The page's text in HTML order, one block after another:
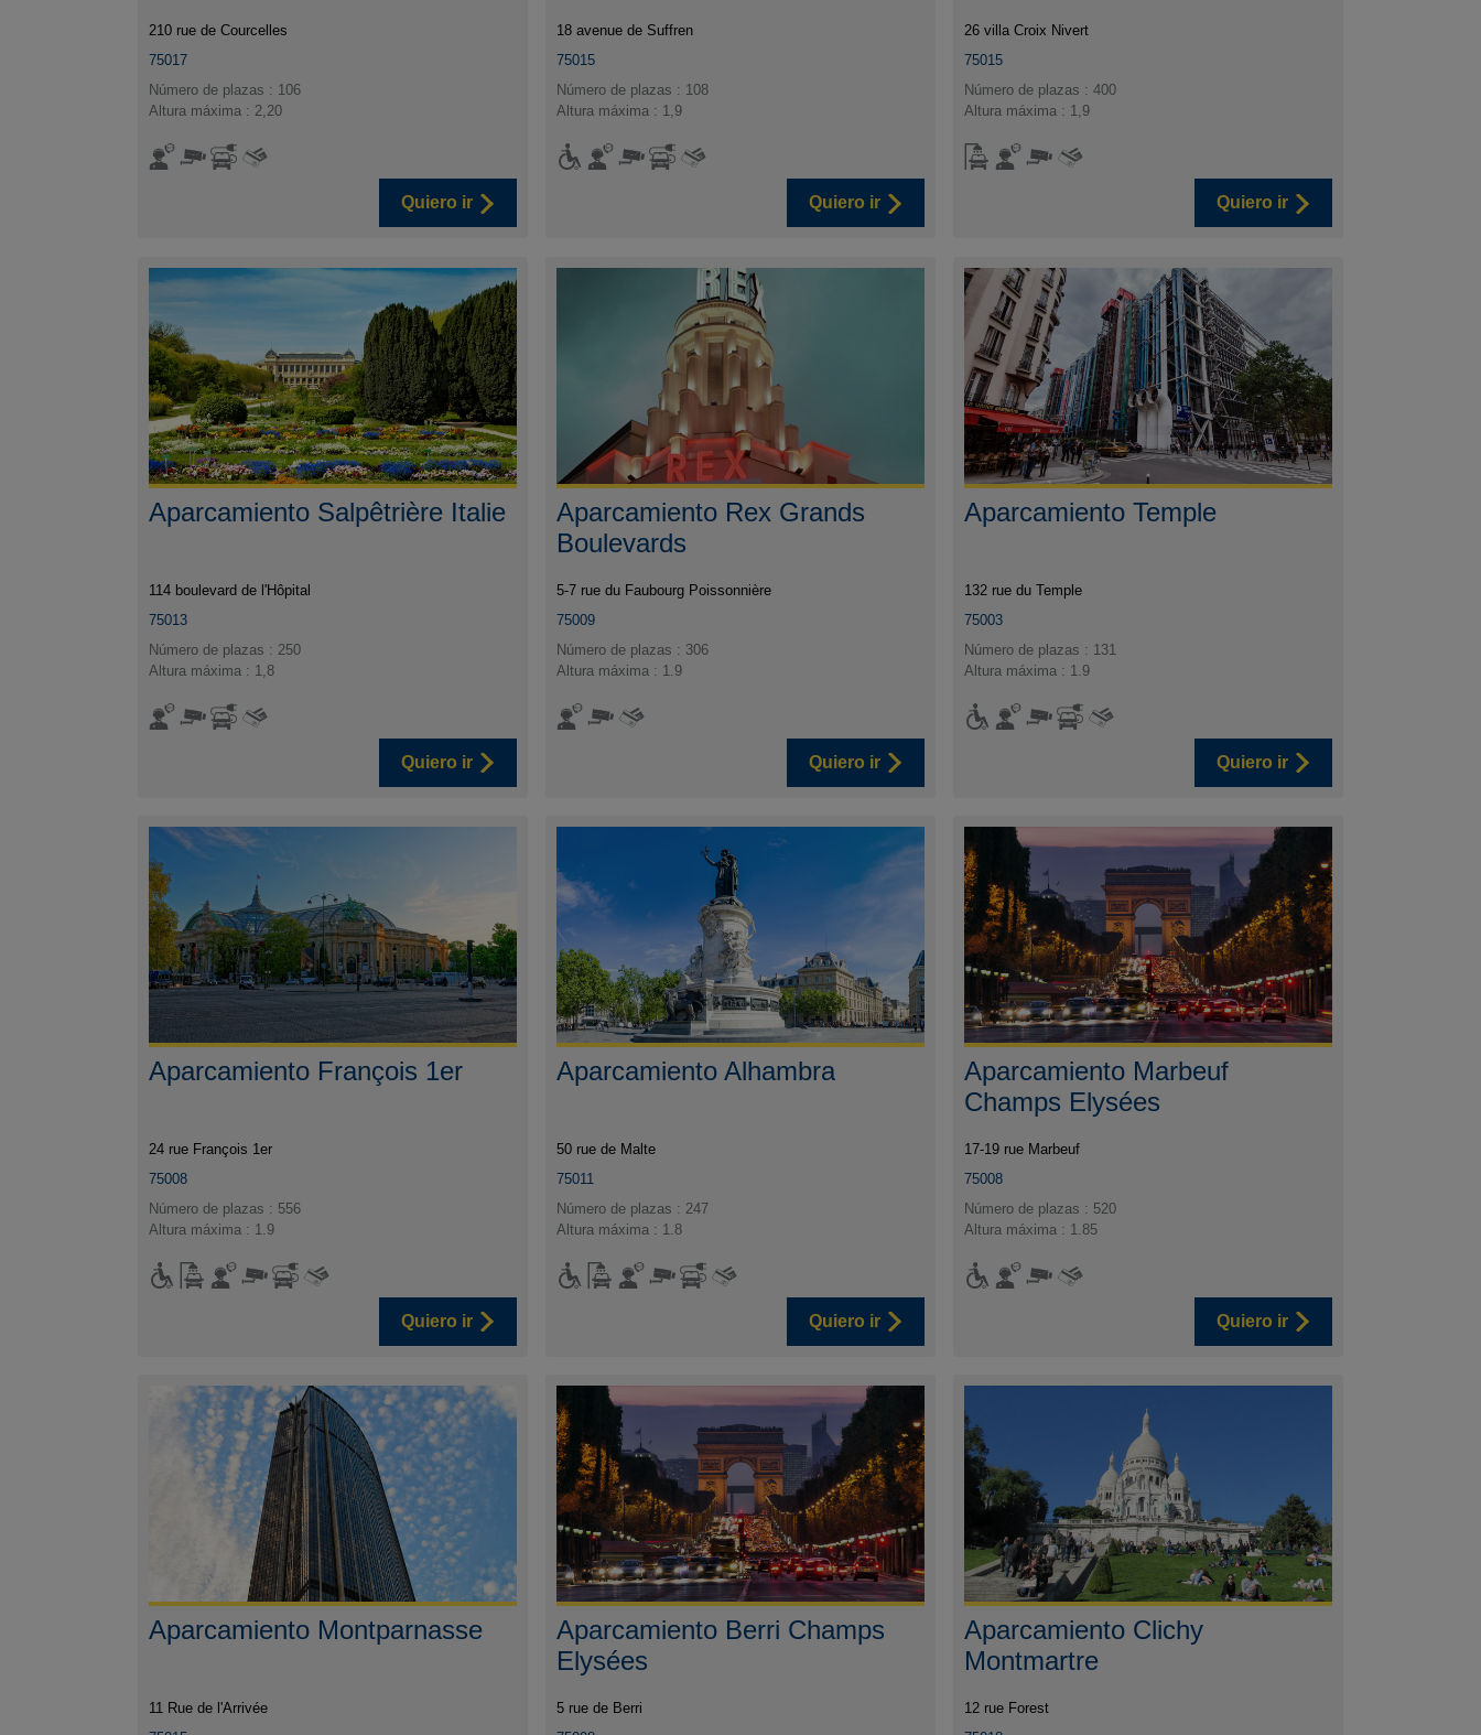
210 rue de Courcelles
75017
Número de plazas : 106
Altura máxima : 2,20
Quiero ir
18 avenue de Suffren
75015
Número de plazas : 108
Altura máxima : 1,9
Quiero ir
26 villa Croix Nivert
75015
Número de plazas : 400
Altura máxima : 1,9
Quiero ir
Aparcamiento Salpêtrière Italie
114 boulevard de l'Hôpital
75013
Número de plazas : 250
Altura máxima : 1,8
Quiero ir
Aparcamiento Rex Grands
Boulevards
5-7 rue du Faubourg Poissonnière
75009
Número de plazas : 306
Altura máxima : 1.9
Quiero ir
Aparcamiento Temple
132 rue du Temple
75003
Número de plazas : 131
Altura máxima : 1.9
Quiero ir
Aparcamiento François 1er
24 rue François 1er
75008
Número de plazas : 556
Altura máxima : 1.9
Quiero ir
Aparcamiento Alhambra
50 rue de Malte
75011
Número de plazas : 247
Altura máxima : 1.8
Quiero ir
Aparcamiento Marbeuf
Champs Elysées
17-19 rue Marbeuf
75008
Número de plazas : 520
Altura máxima : 1.85
Quiero ir
Aparcamiento Montparnasse
11 Rue de l'Arrivée
Aparcamiento Berri Champs
Elysées
5 rue de Berri
Aparcamiento Clichy
Montmartre
12 rue Forest